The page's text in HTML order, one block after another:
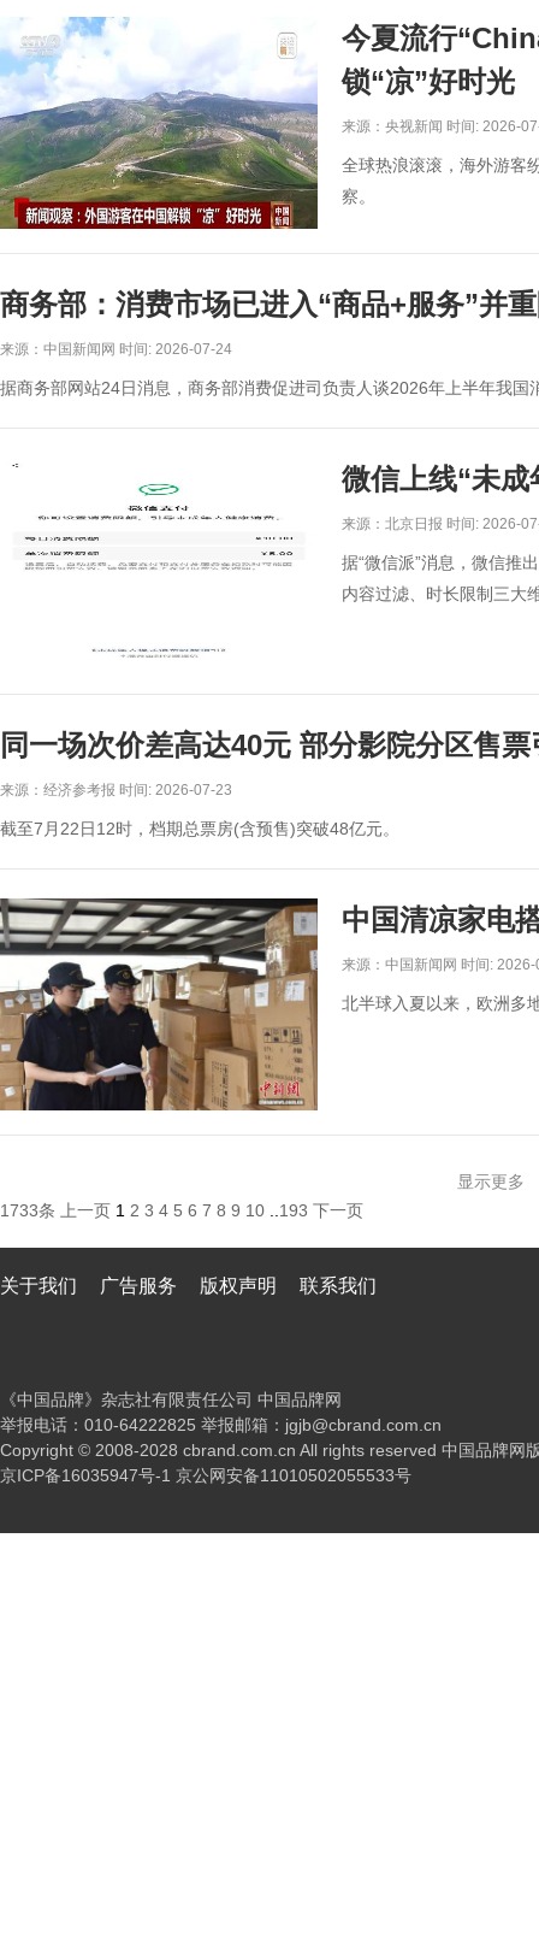
今夏流行
锁“凉”好时光
来源：央视新闻 时间: 2026-
全球热浪滚滚，海外游客
察。
商务部：消费市场已进入“商品+服务”并
来源：中国新闻网 时间: 2026-07-24
据商务部网站24日消息，商务部消费促进司负责人谈2026年上半年我国
微信上线“未成
来源：北京日报 时间: 2026-
据“微信派”消息，微信推
内容过滤、时长限制三大
同一场次价差高达40元 部分影院分区售票
来源：经济参考报 时间: 2026-07-23
截至7月22日12时，档期总票房(含预售)突破48亿元。
中国清凉家电
来源：中国新闻网 时间:
北半球入夏以来，欧洲多
显示更多
1733条
上一页 1 2 3 4 5 6 7 8 9 10 193 下一页
关于我们 广告服务 版权声明 联系我们
《中国品牌》杂志社有限责任公司 中国品牌网
举报电话：010-64222825 举报邮箱：jgjb@cbrand.com.cn
Copyright © 2008-2028 cbrand.com.cn All rights reserved 中国品牌网
京ICP备16035947号-1 京公网安备11010502055533号